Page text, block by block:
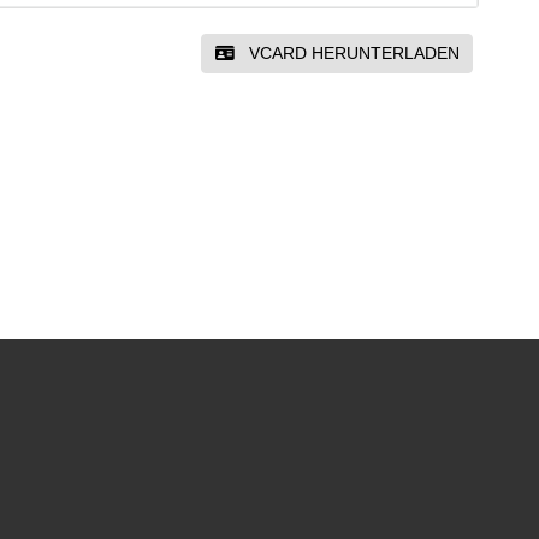
VCARD HERUNTERLADEN